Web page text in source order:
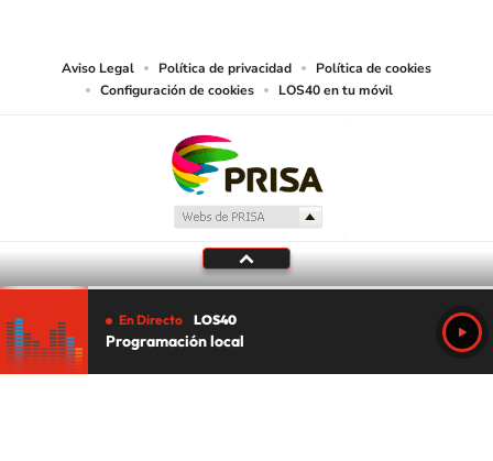
Aviso Legal Política de privacidad
Política de cookies
Configuración de cookies
LOS40 en tu móvil
En Directo LOS40
Programación local